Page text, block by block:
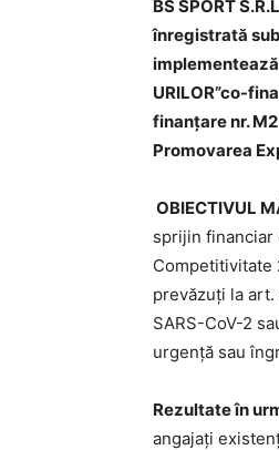
BS SPORT
înregistrată
implementează
URILOR”co-
finanţare nr.
Promovarea
OBIECTIVUL
sprijin financiar
Competitivitate
prevăzuți la
SARS-CoV-2
urgență sau
Rezultate în
angajați